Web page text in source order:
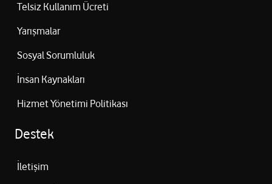
Telsiz Kullanım Ücreti
Yarışmalar
Sosyal Sorumluluk
İnsan Kaynakları
Hizmet Yönetimi Politikası
Destek
İletişim